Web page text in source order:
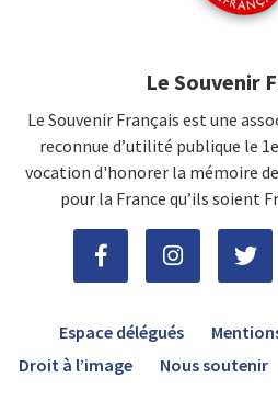
Le Souvenir
Le Souvenir Français est une
reconnue d’utilité publique le
vocation d'honorer la mémoire
pour la France qu’ils soient
Espace délégués
Droit à l’image
Nous soutenir